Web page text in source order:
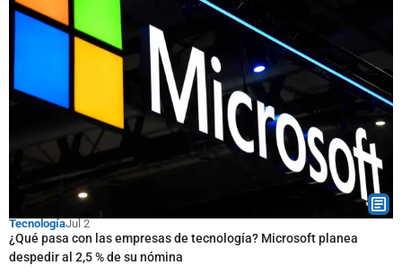
TecnologíaJul 2
¿Qué pasa con las empresas de tecnología? Microsoft planea
despedir al 2,5 % de su nómina